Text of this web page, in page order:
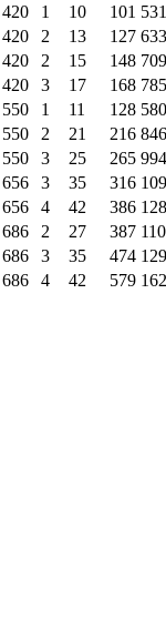
420 1 10 101 531
420 2 13 127 633
420 2 15 148 709
420 3 17 168 785
550 1 11 128 580
550 2 21 216 846
550 3 25 265 994
656 3 35 316
656 4 42 386
686 2 27 387
686 3 35 474
686 4 42 579